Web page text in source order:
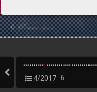
4/2017 6